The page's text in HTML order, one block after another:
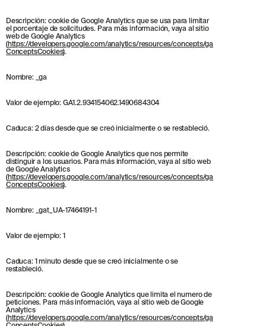
Descripción: cookie de Google Analytics que se usa para limitar
el porcentaje de solicitudes. Para más información, vaya al sitio
web de Google Analytics
(https://developers.google.com/analytics/resources/concepts/ga
ConceptsCookies).
Nombre: _ga
Valor de ejemplo: GA1.2.934154062.1490684304
Caduca: 2 días desde que se creó inicialmente o se restableció.
Descripción: cookie de Google Analytics que nos permite
distinguir a los usuarios. Para más información, vaya al sitio web
de Google Analytics
(https://developers.google.com/analytics/resources/concepts/ga
ConceptsCookies).
Nombre: _gat_UA-17464191-1
Valor de ejemplo: 1
Caduca: 1 minuto desde que se creó inicialmente o se
restableció.
Descripción: cookie de Google Analytics que limita el numero de
peticiones. Para más información, vaya al sitio web de Google
Analytics
(https://developers.google.com/analytics/resources/concepts/ga
© 2026 ESCOFET 1886 S.A.